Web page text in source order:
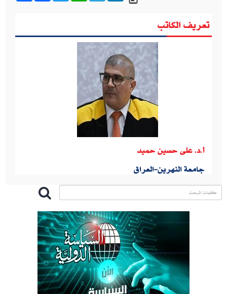
تعريف الكاتب
أ.د. على حسين حميد
جامعة النهرين-العراق